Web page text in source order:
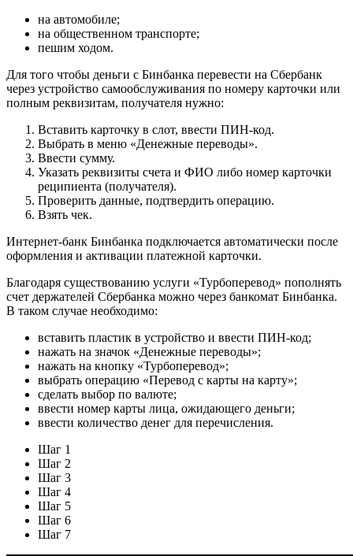
на автомобиле;
на общественном транспорте;
пешим ходом.
Для того чтобы деньги с Бинбанка перевести на Сбербанк
через устройство самообслуживания по номеру карточки или
полным реквизитам, получателя нужно:
Вставить карточку в слот, ввести ПИН-код.
Выбрать в меню «Денежные переводы».
Ввести сумму.
Указать реквизиты счета и ФИО либо номер карточки
реципиента (получателя).
Проверить данные, подтвердить операцию.
Взять чек.
Интернет-банк Бинбанка подключается автоматически после
оформления и активации платежной карточки.
Благодаря существованию услуги «Турбоперевод» пополнять
счет держателей Сбербанка можно через банкомат Бинбанка.
В таком случае необходимо:
вставить пластик в устройство и ввести ПИН-код;
нажать на значок «Денежные переводы»;
нажать на кнопку «Турбоперевод»;
выбрать операцию «Перевод с карты на карту»;
сделать выбор по валюте;
ввести номер карты лица, ожидающего деньги;
ввести количество денег для перечисления.
Шаг 1
Шаг 2
Шаг 3
Шаг 4
Шаг 5
Шаг 6
Шаг 7